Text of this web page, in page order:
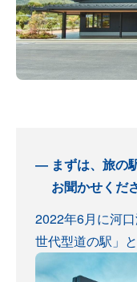
まずは、旅の
お聞かせくだ
2022年6月に河
世代型道の駅」